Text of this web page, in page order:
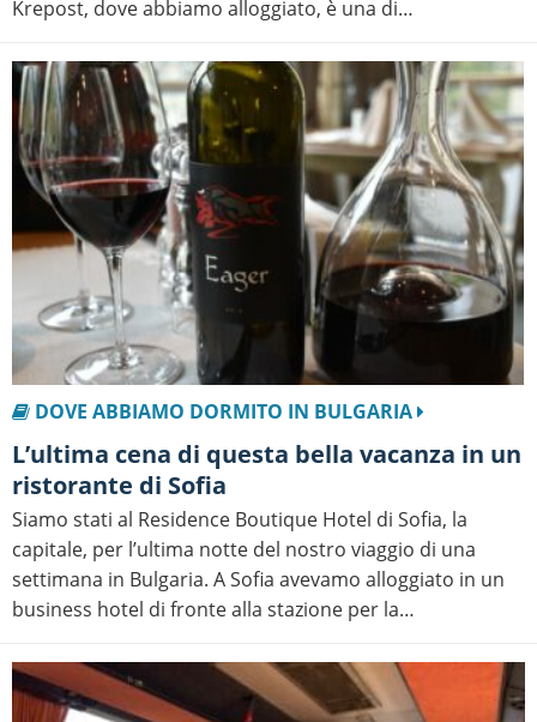
Krepost, dove abbiamo alloggiato, è una di…
DOVE ABBIAMO DORMITO IN BULGARIA
L’ultima cena di questa bella vacanza in un
ristorante di Sofia
Siamo stati al Residence Boutique Hotel di Sofia, la
capitale, per l’ultima notte del nostro viaggio di una
settimana in Bulgaria. A Sofia avevamo alloggiato in un
business hotel di fronte alla stazione per la…